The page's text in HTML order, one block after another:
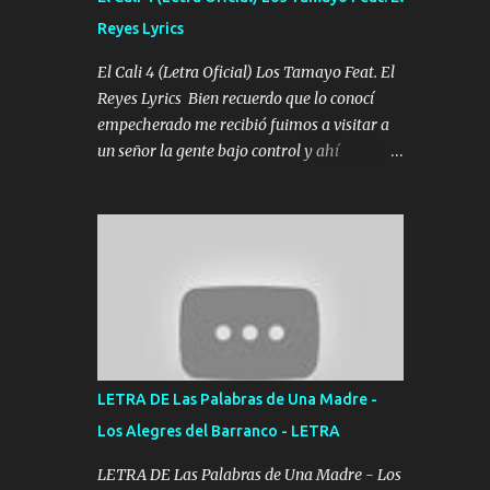
agarrar el vuelo y la mente y tranquilizando
Tomense un buen trago Y así es como
empezamos los versos que voy cantando
(Music) A vido alta y bajas La carreta se
atora Pero nunca le aflojamos Ya me han
pasado cosas Y aunque ustedes no sepan
es...
Reyes Lyrics
El Cali 4 (Letra Oficial) Los Tamayo Feat. El
Reyes Lyrics Bien recuerdo que lo conocí
empecherado me recibió fuimos a visitar a
un señor la gente bajo control y ahí
reglas no secuestr0 no r0bar De La C giró la
orden nos comanda el doble P bien firmes
con Alto PRIETO y la camisa es color Verde y
peleam0s la Bandera por todita a la ciudad
con los drones patrullando la Frontera De
blancas ya hace falta mi APA FLACO verde
se le extraña pa que sepan Aquí Pura GENTE
LETRA DE Las Palabras de Una Madre -
Los Alegres del Barranco - LETRA
LETRA DE Las Palabras de Una Madre - Los